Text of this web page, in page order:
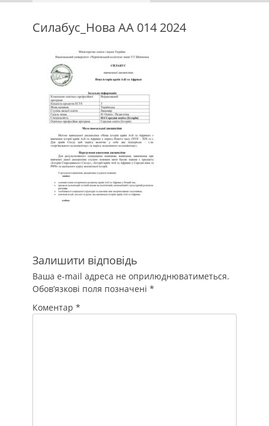
Силабус_Нова АА 014 2024
Залишити відповідь
Ваша e-mail адреса не оприлюднюватиметься.
Обов’язкові поля позначені *
Коментар *